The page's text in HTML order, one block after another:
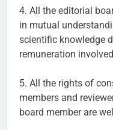
4. All the editorial
in mutual
scientific knowledge
remuneration
5. All the rights of
members and
board member are